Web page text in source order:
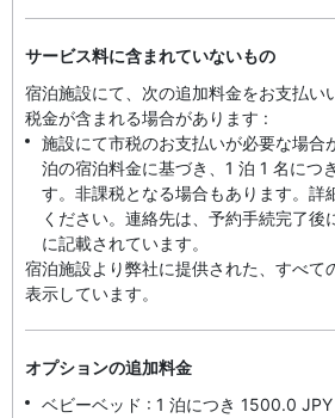
サービス料に含まれていないもの
宿泊施設にて、次の追加料金をお支払い
税金が含まれる場合があります :
施設にて市税のお支払いが必要な場合
泊の宿泊料金に基づき、1 泊 1 名に
す。非課税となる場合もあります。詳
ください。連絡先は、予約手続完了後
に記載されています。
宿泊施設より弊社に提供された、すべて
表示しています。
オプションの追加料金
ベビーベッド : 1 泊につき 1500.0 JPY